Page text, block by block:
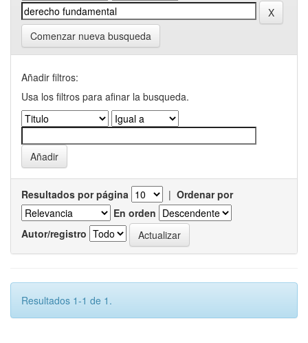
Comenzar nueva busqueda
Añadir filtros:
Usa los filtros para afinar la busqueda.
Resultados por página | Ordenar por
En orden
Autor/registro
Resultados 1-1 de 1.